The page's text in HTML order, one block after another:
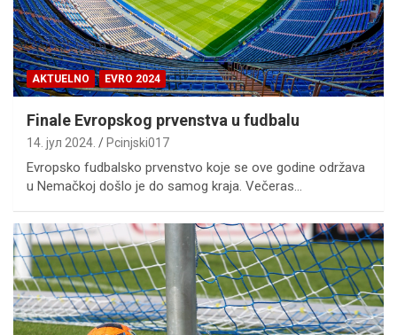
AKTUELNO EVRO 2024
Finale Evropskog prvenstva u fudbalu
14. јул 2024. Pcinjski017
Evropsko fudbalsko prvenstvo koje se ove godine održava
u Nemačkoj došlo je do samog kraja. Večeras…